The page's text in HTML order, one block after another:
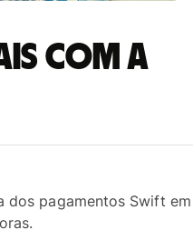
com a
dos pagamentos Swift em